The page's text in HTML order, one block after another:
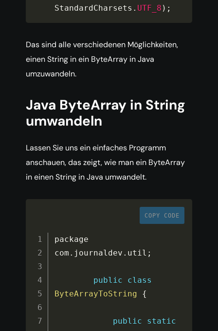
StandardCharsets . UTF_8 ) ;
Das sind alle verschiedenen Möglichkeiten,
einen String in ein ByteArray in Java
umzuwandeln.
Java ByteArray in String
umwandeln
Lassen Sie uns ein einfaches Programm
anschauen, das zeigt, wie man ein ByteArray
in einen String in Java umwandelt.
COPY CODE
package
com . journaldev . util ;
public
class
ByteArrayToString
{
public
static